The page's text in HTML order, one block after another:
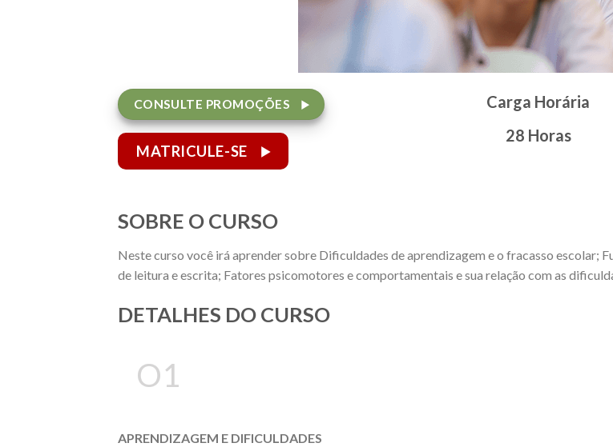
CONSULTE PROMOÇÕES
MATRICULE-SE
Carga Horária
28 Horas
SOBRE O CURSO
Neste curso você irá aprender sobre Dificuldades de aprendizagem e o fracasso escolar;
de leitura e escrita; Fatores psicomotores e comportamentais e sua relação com as
DETALHES DO CURSO
O1
APRENDIZAGEM E DIFICULDADES